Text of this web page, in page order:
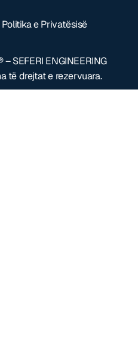
– SEFERI ENGINEERING
të drejtat e rezervuara.
Politika e Privatësisë